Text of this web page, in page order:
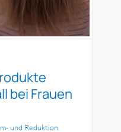
Kategorien
bei Frauen
und Reduktion